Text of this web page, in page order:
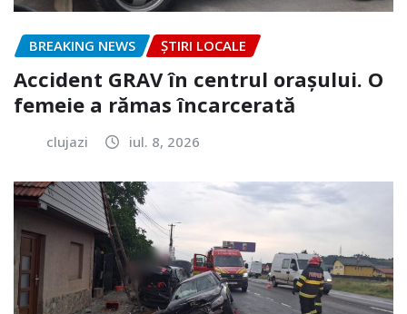
BREAKING NEWS ȘTIRI LOCALE
Accident GRAV în centrul orașului. O
femeie a rămas încarcerată
clujazi iul. 8, 2026